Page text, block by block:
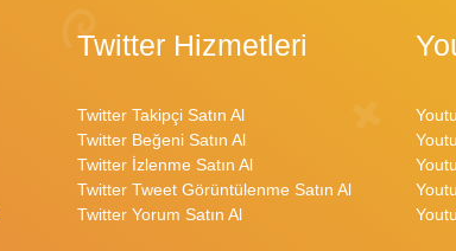
Twitter Hizmetleri
Twitter Takipçi Satın Al
Twitter Beğeni Satın Al
Twitter İzlenme Satın Al
Twitter Tweet Görüntülenme Satın Al
Twitter Yorum Satın Al